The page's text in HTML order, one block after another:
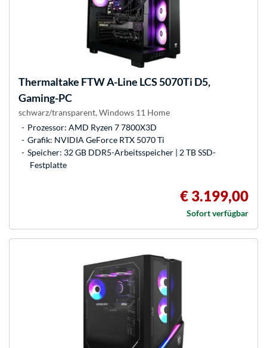
Thermaltake FTW A-Line LCS 5070Ti D5,
Gaming-PC
schwarz/transparent, Windows 11 Home
Prozessor: AMD Ryzen 7 7800X3D
Grafik: NVIDIA GeForce RTX 5070 Ti
Speicher: 32 GB DDR5-Arbeitsspeicher | 2 TB SSD-
Festplatte
€ 3.199,00
Sofort verfügbar